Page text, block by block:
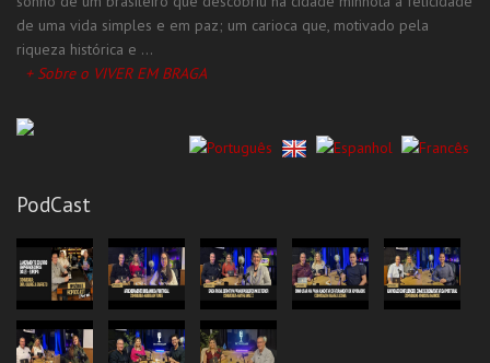
Todas as Categorias
de uma vida simples e em paz; um carioca que, motivado pela
riqueza histórica e ...
+ Sobre o VIVER EM BRAGA
PodCast